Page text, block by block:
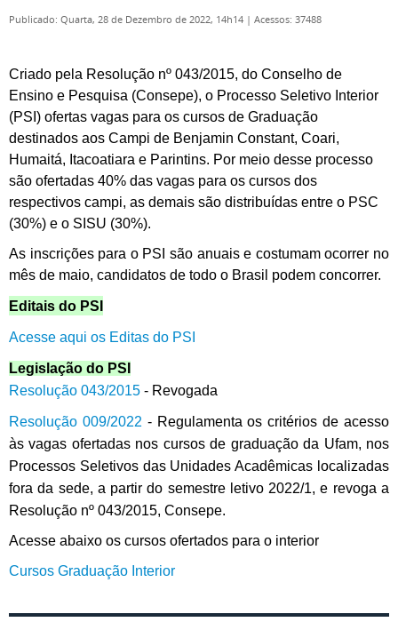
Publicado: Quarta, 28 de Dezembro de 2022, 14h14 | Acessos: 37488
Criado pela Resolução nº 043/2015, do Conselho de
Ensino e Pesquisa (Consepe), o Processo Seletivo Interior
(PSI) ofertas vagas para os cursos de Graduação
destinados aos Campi de Benjamin Constant, Coari,
Humaitá, Itacoatiara e Parintins. Por meio desse processo
são ofertadas 40% das vagas para os cursos dos
respectivos campi, as demais são distribuídas entre o PSC
(30%) e o SISU (30%).
As inscrições para o PSI são anuais e costumam ocorrer no
mês de maio, candidatos de todo o Brasil podem concorrer.
Editais do PSI
Acesse aqui os Editas do PSI
Legislação do PSI
Resolução 043/2015 - Revogada
Resolução 009/2022 - Regulamenta os critérios de acesso
às vagas ofertadas nos cursos de graduação da Ufam, nos
Processos Seletivos das Unidades Acadêmicas localizadas
fora da sede, a partir do semestre letivo 2022/1, e revoga a
Resolução nº 043/2015, Consepe.
Acesse abaixo os cursos ofertados para o interior
Cursos Graduação Interior